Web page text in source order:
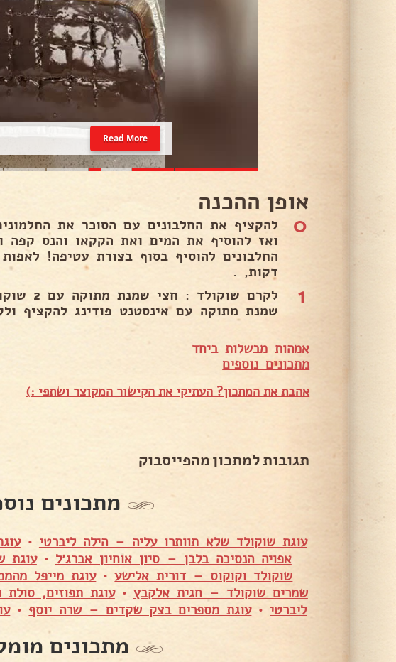
Read More
אופן ההכנה
0
להקציף את החלבונים עם הסוכר את
ואז להוסיף את המים ואת הקקאו והנס
דקות, .
1
לקרם
שמנת מתוקה עם אינסטנט פודינג להקציף
אמהות מבשלות ביחד
מתכונים נוספים
אהבת את המתכון? העתיקי את הקישור המקוצר ושתפי :)
תגובות למתכון מהפייסבוק
מתכונים
עוגת שוקולד שלא תוותרו עליה – הילה ליברטי •
אפויה הנסיכה בלבן – סיון אוחיון אברג׳ל •עוגת
שוקולד וקוקוס – דורית אלישע•עוגת מייפל
שמרים שוקולד – חגית אלקבץ •עוגת תפוזים,
ליברטי •עוגת מספרים בצק שקדים – שרה יוסף •
מתכונים